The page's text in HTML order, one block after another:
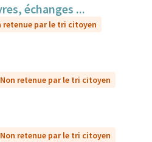
échanges ...
retenue par le tri citoyen
Non retenue par le tri citoyen
Non retenue par le tri citoyen